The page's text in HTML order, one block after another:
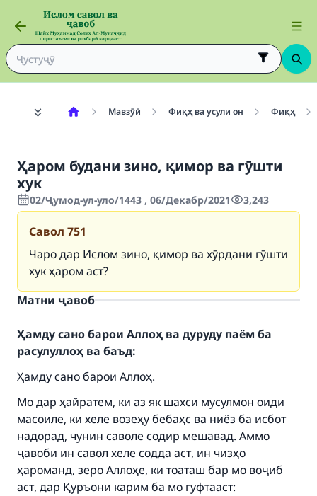
Мавзӯӣ Фиқҳ ва усули он Фиқҳ
Ҳаром будани зино, қимор ва гӯшти
хук
02/Ҷумод-ул-уло/1443 , 06/Декабр/2021 3,243
Савол 751
Чаро дар Ислом зино, қимор ва хӯрдани гӯшти
хук ҳаром аст?
Матни ҷавоб
Ҳамду сано барои Аллоҳ ва дуруду паём ба
расулуллоҳ ва баъд:
Ҳамду сано барои Аллоҳ.
Мо дар ҳайратем, ки аз як шахси мусулмон оиди
масоиле, ки хеле возеҳу бебаҳс ва ниёз ба исбот
надорад, чунин саволе содир мешавад. Аммо
ҷавоби ин савол хеле содда аст, ин чизҳо
ҳароманд, зеро Аллоҳе, ки тоаташ бар мо воҷиб
аст, дар Қуръони карим ба мо гуфтааст: